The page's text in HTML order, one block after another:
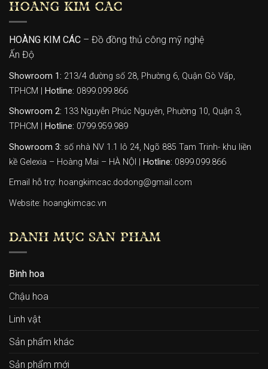
HOÀNG KIM CÁC
HOÀNG KIM CÁC – Đồ đồng thủ công mỹ nghệ
Ấn Độ
Showroom 1: 213/4 đường số 28, Phường 6, Quận Gò Vấp,
TPHCM |
Hotline: 0899.099.866
Showroom 2: 133 Nguyễn Phúc Nguyên, Phường 10, Quận 3,
TPHCM |
Hotline: 0799.959.989
Showroom 3: số nhà NV 1.1 lô 24, Ngõ 885 Tam Trinh- khu liền
kề Gelexia – Hoàng Mai – HÀ NỘI |
Hotline: 0899.099.866
Email hỗ trợ: hoangkimcac.dodong@gmail.com
Website: hoangkimcac.vn
DANH MỤC SẢN PHẨM
Bình hoa
Chậu hoa
Linh vật
Sản phẩm khác
Sản phẩm mới